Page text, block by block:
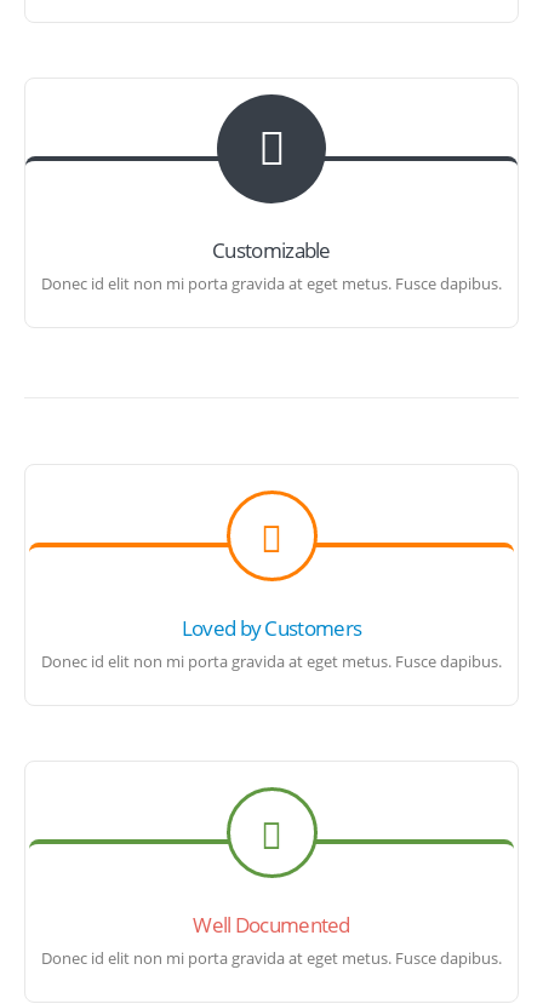
Customizable
Donec id elit non mi porta gravida at eget metus. Fusce dapibus.
Loved by Customers
Donec id elit non mi porta gravida at eget metus. Fusce dapibus.
Well Documented
Donec id elit non mi porta gravida at eget metus. Fusce dapibus.